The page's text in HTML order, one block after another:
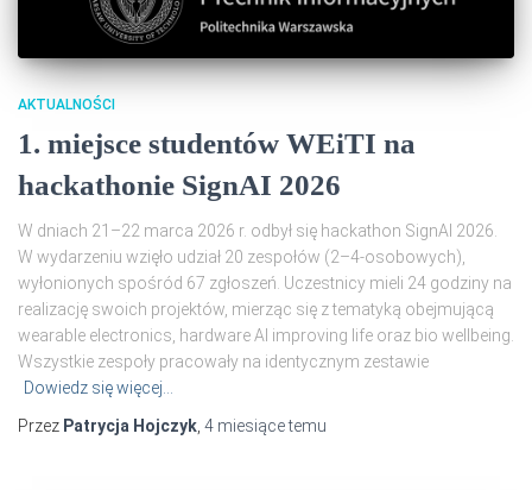
AKTUALNOŚCI
1. miejsce studentów WEiTI na
hackathonie SignAI 2026
W dniach 21–22 marca 2026 r. odbył się hackathon SignAI 2026.
W wydarzeniu wzięło udział 20 zespołów (2–4‑osobowych),
wyłonionych spośród 67 zgłoszeń. Uczestnicy mieli 24 godziny na
realizację swoich projektów, mierząc się z tematyką obejmującą
wearable electronics, hardware AI improving life oraz bio wellbeing.
Wszystkie zespoły pracowały na identycznym zestawie
Dowiedz się więcej…
Przez Patrycja Hojczyk 4 miesiącetemu